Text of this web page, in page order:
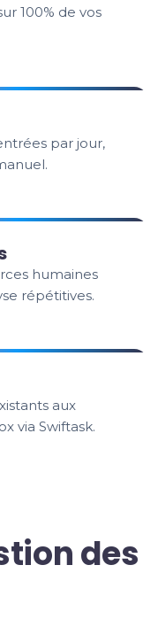
100% de vos
par jour,
humaines
répétitives.
aux
via Swiftask.
des